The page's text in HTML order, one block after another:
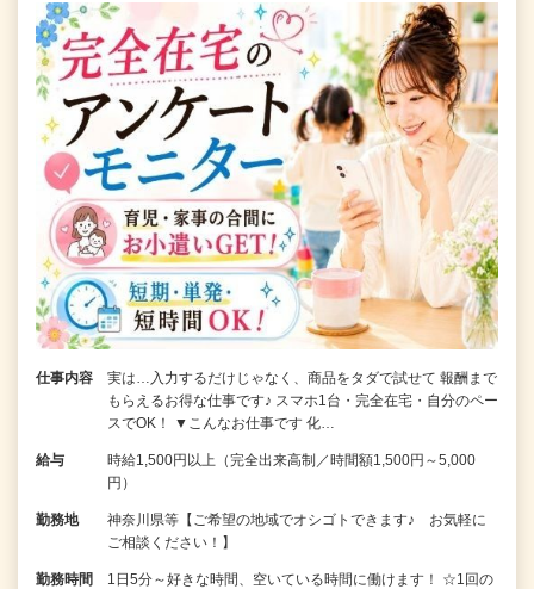
仕事内容
実は…入力するだけじゃなく、商品をタダで試せて 報酬まで
もらえるお得な仕事です♪ スマホ1台・完全在宅・自分のペー
スでOK！ ▼こんなお仕事です 化…
給与
時給1,500円以上（完全出来高制／時間額1,500円～5,000
円）
勤務地
神奈川県等【ご希望の地域でオシゴトできます♪ お気軽に
ご相談ください！】
勤務時間
1日5分～好きな時間、空いている時間に働けます！ ☆1回の